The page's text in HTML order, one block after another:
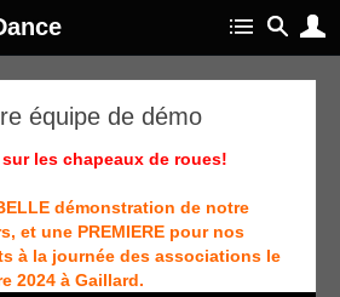
équipe de démo
sur les chapeaux de roues!
démonstration de notre
et une PREMIERE pour nos
à la journée des associations le
2024 à Gaillard.